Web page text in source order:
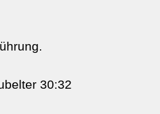
30:32